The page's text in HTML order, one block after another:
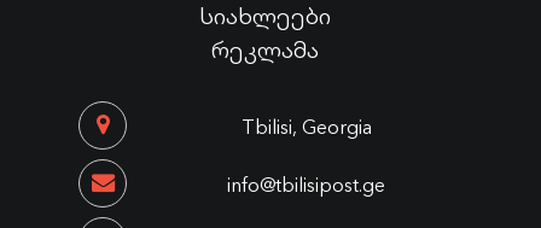
სიახლეები
რეკლამა
Tbilisi, Georgia
info@tbilisipost.ge